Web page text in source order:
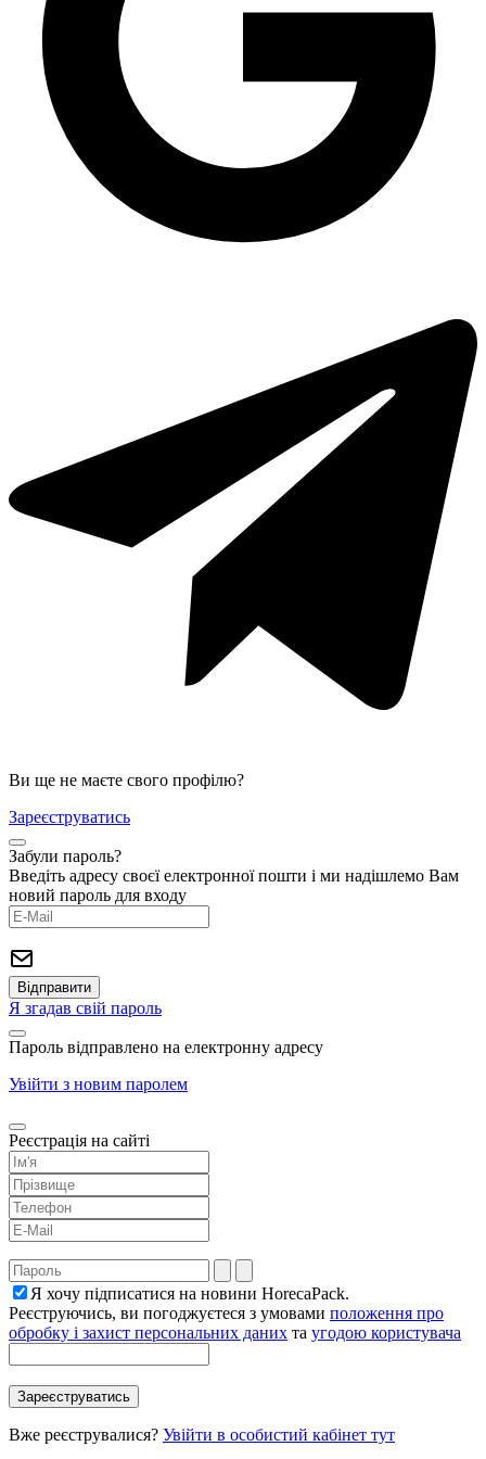
Підложка із спіненого полістиролу М6-20 (250х175х20 мм) БІЛА, 250
шт/уп
Одноразова упаковка для соусів герметична ПП-50 мл чорна, 50 шт/уп
Упаковка для салату одноразова ПС-140 на 1000 мл, 600 шт/уп
Ви ще не маєте свого профілю?
Зареєструватись
Забули пароль?
Введіть адресу своєї електронної пошти і ми надішлемо Вам
новий пароль для входу
Я згадав свій пароль
Пароль відправлено на електронну адресу
Увійти з новим паролем
Реєстрація на сайті
Я хочу підписатися на новини HorecaPack.
Реєструючись, ви погоджуєтеся з умовами положення про
обробку і захист персональних даних та угодою користувача
Вже реєструвалися? Увійти в особистий кабінет тут